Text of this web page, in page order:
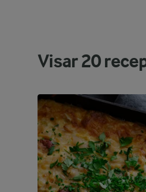
Visar20